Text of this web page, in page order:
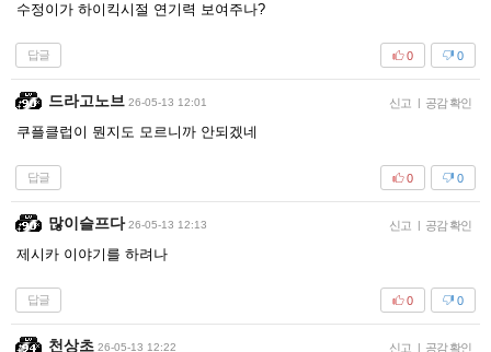
수정이가 하이킥시절 연기력 보여주나?
답글 0
0
드라고노브 26-05-13 12:01 신고 | 공감 확인
쿠플클럽이 뭔지도 모르니까 안되겠네
답글 0
0
많이슬프다 26-05-13 12:13 신고 | 공감 확인
제시카 이야기를 하려나
답글 0
0
천상초 26-05-13 12:22 신고 | 공감 확인